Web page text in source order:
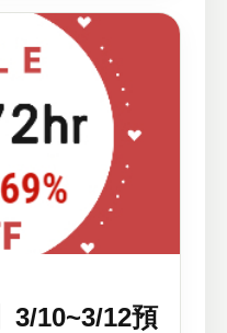
3/10~3/12預